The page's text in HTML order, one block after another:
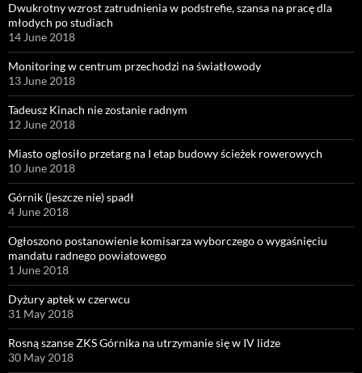
Dwukrotny wzrost zatrudnienia w podstrefie, szansa na pracę dla
młodych po studiach
14 June 2018
Monitoring w centrum przechodzi na światłowody
13 June 2018
Tadeusz Kinach nie zostanie radnym
12 June 2018
Miasto ogłosiło przetarg na I etap budowy ścieżek rowerowych
10 June 2018
Górnik (jeszcze nie) spadł
4 June 2018
Ogłoszono postanowienie komisarza wyborczego o wygaśnięciu
mandatu radnego powiatowego
1 June 2018
Dyżury aptek w czerwcu
31 May 2018
Rosną szanse ZKS Górnika na utrzymanie się w IV lidze
30 May 2018